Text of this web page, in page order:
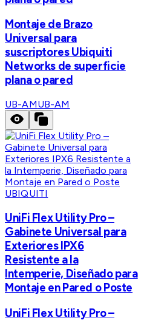
Montaje de Brazo
Universal para
suscriptores Ubiquiti
Networks de superficie
plana o pared
UB-AMUB-AM
UBIQUITI
UniFi Flex Utility Pro –
Gabinete Universal para
Exteriores IPX6
Resistente a la
Intemperie, Diseñado para
Montaje en Pared o Poste
UniFi Flex Utility Pro –